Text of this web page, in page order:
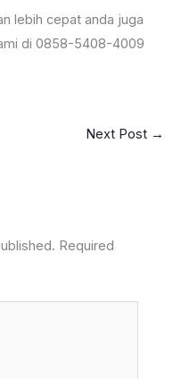
lebih cepat anda juga
di 0858-5408-4009
Next Post →
Required